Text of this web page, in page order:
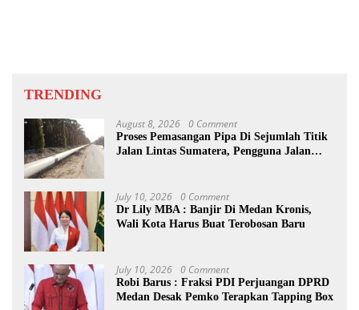
TRENDING
August 8, 2026 0 Comment
Proses Pemasangan Pipa Di Sejumlah Titik
Jalan Lintas Sumatera, Pengguna Jalan
July 10, 2026 0 Comment
Dr Lily MBA : Banjir Di Medan Kronis,
Wali Kota Harus Buat Terobosan Baru
July 10, 2026 0 Comment
Robi Barus : Fraksi PDI Perjuangan DPRD
Medan Desak Pemko Terapkan Tapping Box